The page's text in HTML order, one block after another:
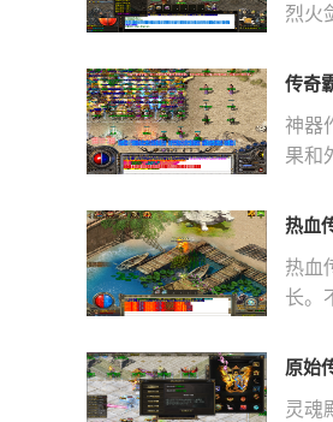
烈火
传奇
神器
果和
热血
热血
长。
原始
灵魂